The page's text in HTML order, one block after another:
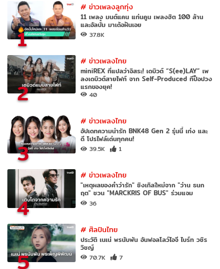
1
#ข่าวเพลงลูกทุ่ง
11 เพลง มนต์แคน แก่นคูน เพลงฮิต 100 ล้าน
และอัลบั้ม มาเด้อฝันเอย
37.8K
2
#ข่าวเพลงไทย
miniREX ที่แปลว่าอิสระ! เดบิวต์ “S(ee)LAY” เพ
ลงเดบิวต์สายไฟท์ จาก Self-Produced ทีป็อปวง
แรกของยุค!
40
3
#ข่าวเพลงไทย
อัปเดทความน่ารัก BNK48 Gen 2 รุ่นนี้ เก่ง และ
ดี โปรไฟล์เด่นทุกคน!
39.5K 1
4
#ข่าวเพลงไทย
"เหตุผลของคำว่ารัก" ซิงเกิลใหม่จาก "ว่าน ธนก
ฤต" ชวน "MARCKRIS OF BUS" ร่วมแจม
36
5
#ศิลปินไทย
ประวัติ เนเน่ พรนับพัน อันฟอลโลว์ไอจี ไบร์ท วชิร
วิชญ์
70.7K 7